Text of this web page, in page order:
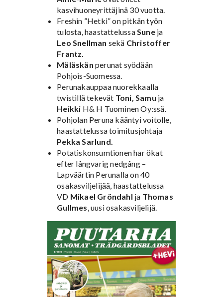
kasvihuoneyrittäjinä 30 vuotta.
Freshin ”Hetki” on pitkän työn
tulosta, haastattelussaSuneja
Leo Snellman sekä Christoffer
Frantz.
Mäläskän perunat syödään
Pohjois-Suomessa.
Perunakauppaa nuorekkaalla
twistillä tekevät Toni, Samu ja
Heikki H& H Tuominen Oy:ssä.
Pohjolan Peruna kääntyi voitolle,
haastattelussa toimitusjohtaja
Pekka Sarlund.
Potatiskonsumtionen har ökat
efter långvarig nedgång –
Lapväärtin Perunalla on 40
osakasviljelijää, haastattelussa
VD Mikael Gröndahl ja Thomas
Gullmes, uusi osakasviljelijä.